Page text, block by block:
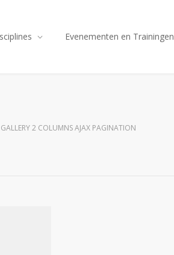
Evenementen en Trainingen
GALLERY 2 COLUMNS AJAX PAGINATION